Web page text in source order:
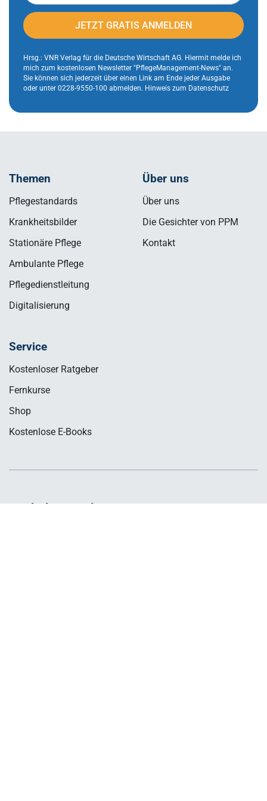
Adresse
JETZT GRATIS ANMELDEN
Hrsg.: VNR Verlag für die Deutsche Wirtschaft AG. Hiermit melde ich
mich zum kostenlosen Newsletter "PflegeManagement-News" an.
Sie können sich jederzeit über einen Link am Ende jeder Ausgabe
oder unter 0228-9550-100 abmelden. Hinweis zum Datenschutz
Themen
Pflegestandards
Krankheitsbilder
Stationäre Pflege
Ambulante Pflege
Pflegedienstleitung
Digitalisierung
Über uns
Über uns
Die Gesichter von PPM
Kontakt
Service
Kostenloser Ratgeber
Fernkurse
Shop
Kostenlose E-Books
Sie haben noch Fragen?